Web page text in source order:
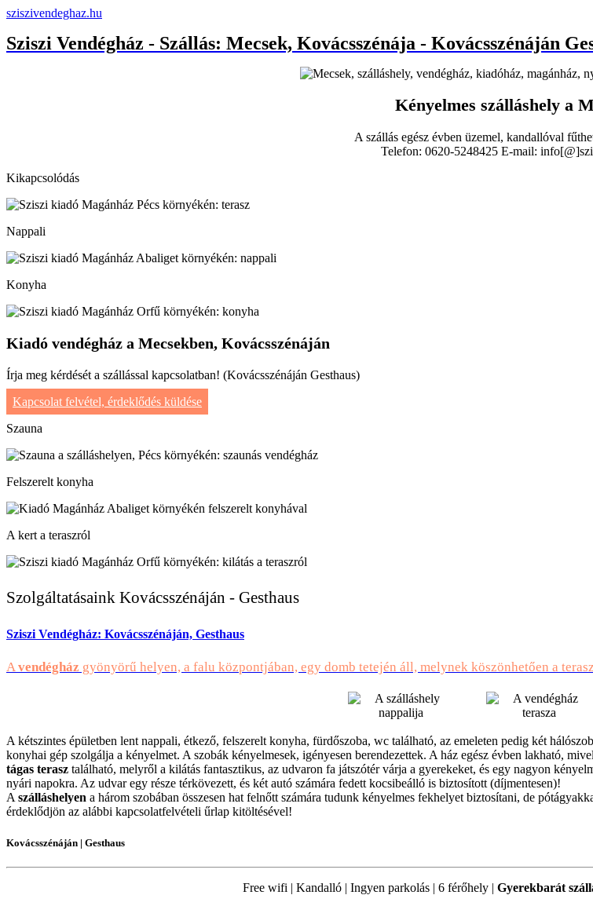
sziszivendeghaz.hu
Sziszi Vendégház - Szállás: Mecsek, Kovácsszénája - Kovácsszénáján
Kényelmes szálláshely a
A szállás egész évben üzemel, kandallóval
Telefon: 0620-5248425 E-mail:
Kikapcsolódás
Nappali
Konyha
Kiadó vendégház a Mecsekben, Kovácsszénáján
Írja meg kérdését a szállással kapcsolatban! (Kovácsszénáján Gesthaus)
Kapcsolat felvétel, érdeklődés küldése
Szauna
Felszerelt konyha
A kert a teraszról
Szolgáltatásaink Kovácsszénáján - Gesthaus
Sziszi Vendégház: Kovácsszénáján, Gesthaus
Avendégház gyönyörű helyen, a falu központjában, egy domb tetején áll, melynek köszönhetően a
A kétszintes épületben lent nappali, étkező, felszerelt konyha, fürdőszoba, wc található, az emeleten pedig két
konyhai gép szolgálja a kényelmet. A szobák kényelmesek, igényesen berendezettek. A ház egész évben lakható, mivel
tágas terasz található, melyről a kilátás fantasztikus, az udvaron fa játszótér várja a gyerekeket, és egy nagyon
nyári napokra. Az udvar egy része térkövezett, és két autó számára fedett kocsibeálló is biztosított (díjmentesen)!
A szálláshelyen a három szobában összesen hat felnőtt számára tudunk kényelmes fekhelyet biztosítani, de
érdeklődjön az alábbi kapcsolatfelvételi űrlap kitöltésével!
Kovácsszénáján | Gesthaus
Free wifi | Kandalló | Ingyen parkolás | 6 férőhely | Gyerekbarát